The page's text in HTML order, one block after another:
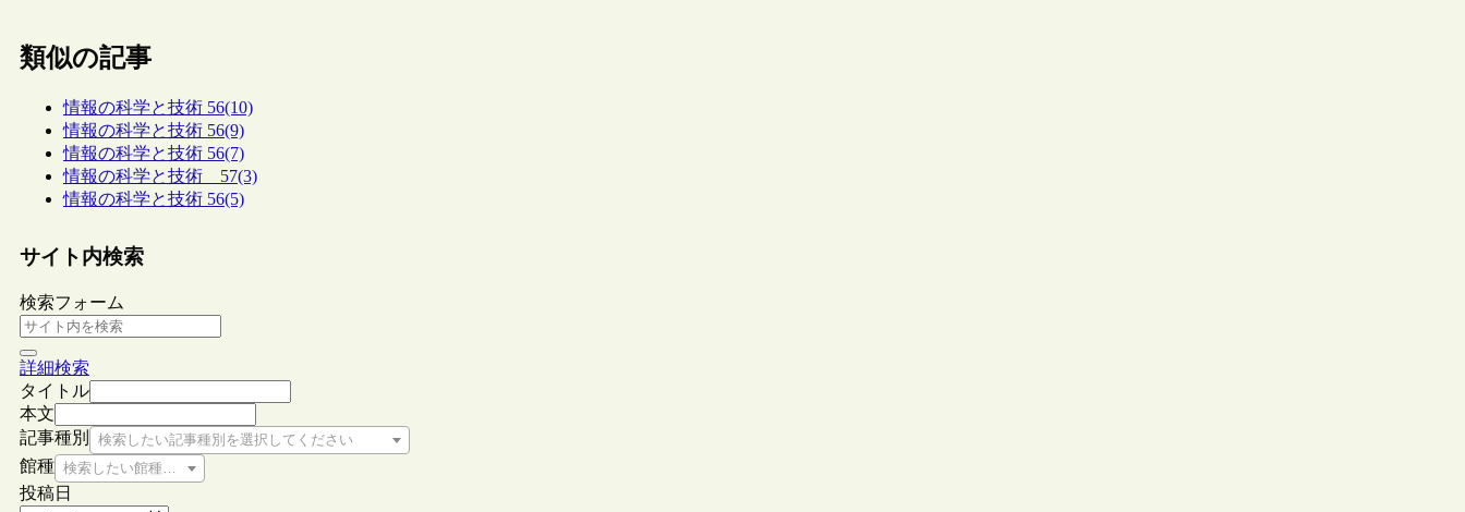
類似の記事
情報の科学と技術 56(10)
情報の科学と技術 56(9)
情報の科学と技術 56(7)
情報の科学と技術 57(3)
情報の科学と技術 56(5)
サイト内検索
検索フォーム
詳細検索
タイトル
本文
記事種別
検索したい記事種別を選択してください
館種 検索したい館種を選択してください
投稿日